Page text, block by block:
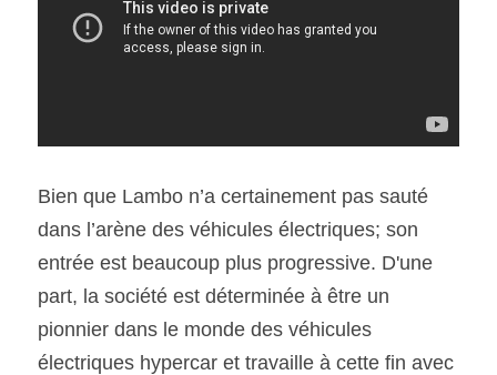
Bien que Lambo n’a certainement pas sauté
dans l’arène des véhicules électriques; son
entrée est beaucoup plus progressive. D'une
part, la société est déterminée à être un
pionnier dans le monde des véhicules
électriques hypercar et travaille à cette fin avec